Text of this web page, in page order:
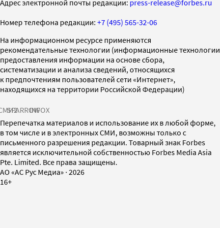
Адрес электронной почты редакции: press-release@forbes.ru
Номер телефона редакции: +7 (495) 565-32-06
На информационном ресурсе применяются
рекомендательные технологии (информационные технологии
предоставления информации на основе сбора,
систематизации и анализа сведений, относящихся
к предпочтениям пользователей сети «Интернет»,
находящихся на территории Российской Федерации)
SPARROWINFOX
Перепечатка материалов и использование их в любой форме,
в том числе и в электронных СМИ, возможны только с
письменного разрешения редакции. Товарный знак Forbes
является исключительной собственностью Forbes Media Asia
Pte. Limited. Все права защищены.
AO «АС Рус Медиа» · 2026
16+